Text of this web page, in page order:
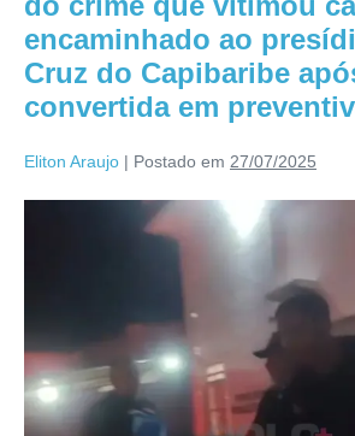
encaminhado ao
Cruz do Capibaribe
convertida em
Eliton Araujo | Postado em 27/07/2025